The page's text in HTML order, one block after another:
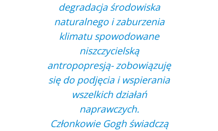
degradacja środowiska
naturalnego i zaburzenia
klimatu spowodowane
niszczycielską
antropopresją- zobowiązuję
się do podjęcia i wspierania
wszelkich działań
naprawczych.
Członkowie Gogh świadczą